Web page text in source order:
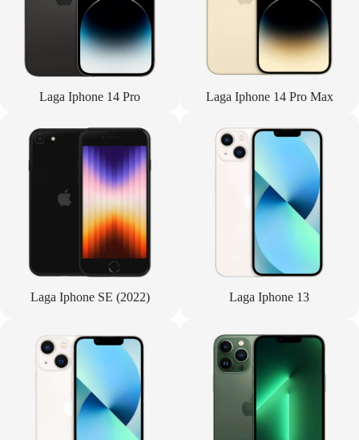
Laga Iphone 14 Pro Laga Iphone 14 Pro Max
Laga Iphone SE (2022) Laga Iphone 13